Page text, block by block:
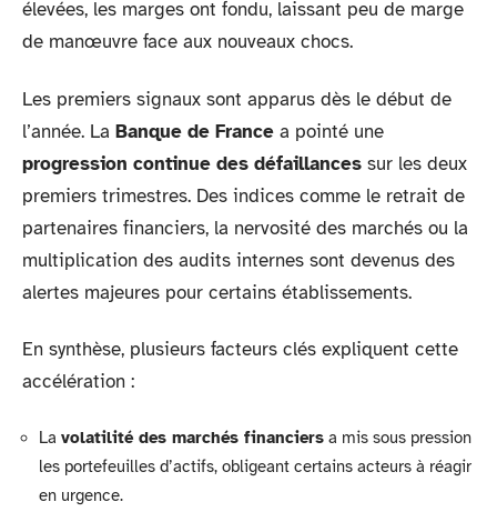
élevées, les marges ont fondu, laissant peu de marge
de manœuvre face aux nouveaux chocs.
Les premiers signaux sont apparus dès le début de
l’année. La Banque de France a pointé une
progression continue des défaillances sur les deux
premiers trimestres. Des indices comme le retrait de
partenaires financiers, la nervosité des marchés ou la
multiplication des audits internes sont devenus des
alertes majeures pour certains établissements.
En synthèse, plusieurs facteurs clés expliquent cette
accélération :
La volatilité des marchés financiers a mis sous pression
les portefeuilles d’actifs, obligeant certains acteurs à réagir
en urgence.